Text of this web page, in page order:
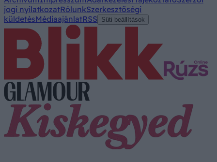
jogi nyilatkozatRólunkSzerkesztőségi
küldetésMédiaajánlatRSS Süti beállítások